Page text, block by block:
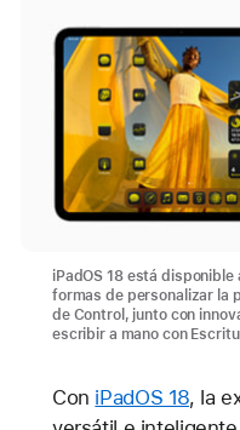
iPadOS 18 está
formas de personalizar la
de Control, junto con
escribir a mano con
Con iPadOS 18, la